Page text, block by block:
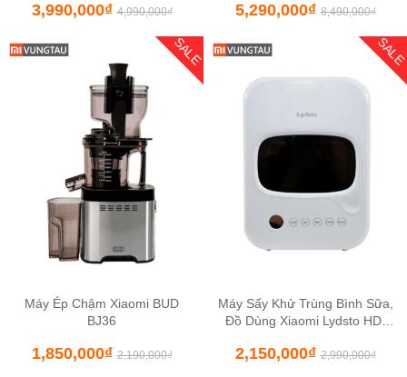
3,990,000₫ 4,990,000₫
Hãng
5,290,000₫ 8,490,000₫
SALE
Máy Ép Chậm Xiaomi BUD
BJ36
1,850,000₫ 2,190,000₫
SALE
Máy Sấy Khử Trùng Bình Sữa,
Đồ Dùng Xiaomi Lydsto HD-
2,150,000₫ 2,990,000₫